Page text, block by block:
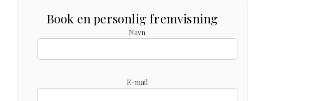
Book en personlig fremvisning
Navn
E-mail